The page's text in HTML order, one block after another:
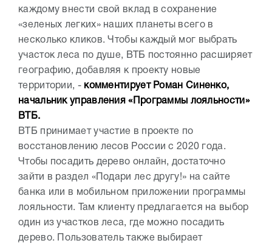
каждому внести свой вклад в сохранение
«зеленых легких» наших планеты всего в
несколько кликов. Чтобы каждый мог выбрать
участок леса по душе, ВТБ постоянно расширяет
географию, добавляя к проекту новые
территории, - комментирует Роман Синенко,
начальник управления «Программы лояльности»
ВТБ.
ВТБ принимает участие в проекте по
восстановлению лесов России с 2020 года.
Чтобы посадить дерево онлайн, достаточно
зайти в раздел «Подари лес другу!» на сайте
банка или в мобильном приложении программы
лояльности. Там клиенту предлагается на выбор
один из участков леса, где можно посадить
дерево. Пользователь также выбирает